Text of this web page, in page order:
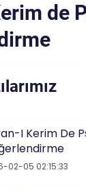
de
I Kerim De
02-05 02:15:33